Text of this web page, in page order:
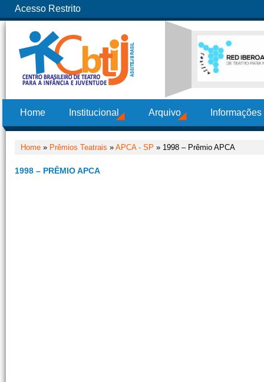
Acesso Restrito
Home Institucional Arquivo
Home » Prêmios Teatrais » APCA - SP » 1998 – Prêmio APCA
1998 – PRÊMIO APCA